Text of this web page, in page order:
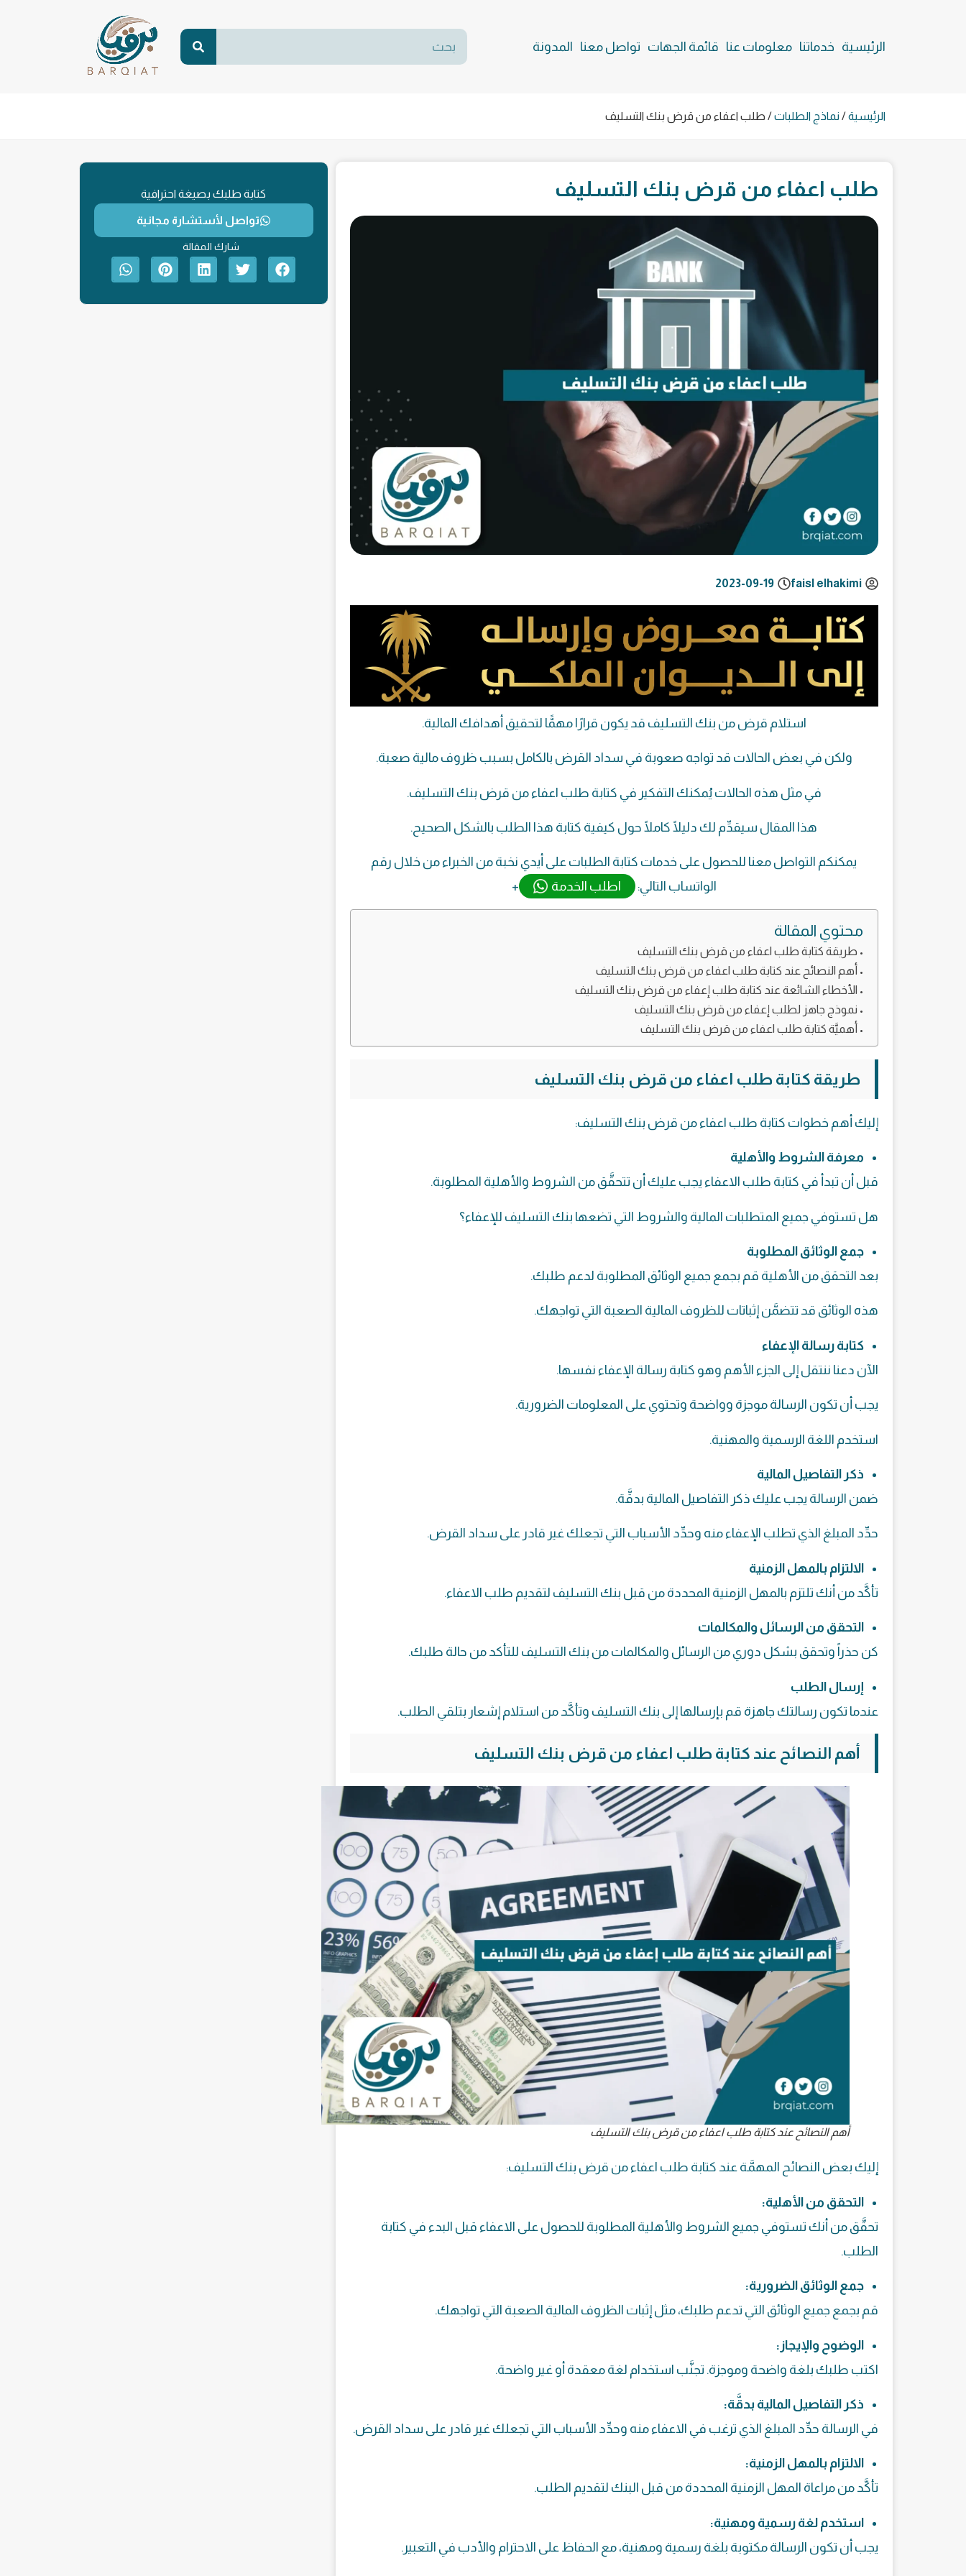
الرئيسية خدماتنا معلومات عنا قائمة الجهات تواصل معنا المدونة
الرئيسية/نماذج الطلبات/ طلب اعفاء من قرض بنك التسليف
طلب اعفاء من قرض بنك التسليف
faisl elhakimi
2023-09-19
استلام قرض من بنك التسليف قد يكون قرارًا مهمًّا لتحقيق أهدافك المالية.
ولكن في بعض الحالات قد تواجه صعوبة في سداد القرض بالكامل بسبب ظروف مالية صعبة.
في مثل هذه الحالات يُمكنك التفكير في كتابة طلب اعفاء من قرض بنك التسليف.
هذا المقال سيقدِّم لك دليلًا كاملًا حول كيفية كتابة هذا الطلب بالشكل الصحيح.
يمكنكم التواصل معنا للحصول على خدمات كتابة الطلبات على أيدي نخبة من الخبراء من خلال رقم
الواتساب التالي:
اطلب الخدمة +
محتوي المقالة
طريقة كتابة طلب اعفاء من قرض بنك التسليف
أهم النصائح عند كتابة طلب اعفاء من قرض بنك التسليف
الأخطاء الشائعة عند كتابة طلب إعفاء من قرض بنك التسليف
نموذج جاهز لطلب إعفاء من قرض بنك التسليف
أهميَّة كتابة طلب اعفاء من قرض بنك التسليف
طريقة كتابة طلب اعفاء من قرض بنك التسليف
إليك أهم خطوات كتابة طلب اعفاء من قرض بنك التسليف:
معرفة الشروط والأهلية
قبل أن تبدأ في كتابة طلب الاعفاء يجب عليك أن تتحقَّق من الشروط والأهلية المطلوبة.
هل تستوفي جميع المتطلبات المالية والشروط التي تضعها بنك التسليف للإعفاء؟
جمع الوثائق المطلوبة
بعد التحقق من الأهلية قم بجمع جميع الوثائق المطلوبة لدعم طلبك.
هذه الوثائق قد تتضمَّن إثباتات للظروف المالية الصعبة التي تواجهك.
كتابة رسالة الإعفاء
الآن دعنا ننتقل إلى الجزء الأهم وهو كتابة رسالة الإعفاء نفسها.
يجب أن تكون الرسالة موجزة وواضحة وتحتوي على المعلومات الضرورية.
استخدم اللغة الرسمية والمهنية.
ذكر التفاصيل المالية
ضمن الرسالة يجب عليك ذكر التفاصيل المالية بدقَّة.
حدِّد المبلغ الذي تطلب الإعفاء منه وحدِّد الأسباب التي تجعلك غير قادر على سداد القرض.
الالتزام بالمهل الزمنية
تأكَّد من أنك تلتزم بالمهل الزمنية المحددة من قبل بنك التسليف لتقديم طلب الاعفاء.
التحقق من الرسائل والمكالمات
كن حذراً وتحقق بشكل دوري من الرسائل والمكالمات من بنك التسليف للتأكد من حالة طلبك.
إرسال الطلب
عندما تكون رسالتك جاهزة قم بإرسالها إلى بنك التسليف وتأكَّد من استلام إشعار بتلقي الطلب.
أهم النصائح عند كتابة طلب اعفاء من قرض بنك التسليف
أهم النصائح عند كتابة طلب اعفاء من قرض بنك التسليف
إليك بعض النصائح المهمَّة عند كتابة طلب اعفاء من قرض بنك التسليف:
التحقق من الأهلية:
تحقَّق من أنك تستوفي جميع الشروط والأهلية المطلوبة للحصول على الاعفاء قبل البدء في كتابة
الطلب.
جمع الوثائق الضرورية:
قم بجمع جميع الوثائق التي تدعم طلبك، مثل إثبات الظروف المالية الصعبة التي تواجهك.
الوضوح والإيجاز:
اكتب طلبك بلغة واضحة وموجزة. تجنَّب استخدام لغة معقدة أو غير واضحة.
ذكر التفاصيل المالية بدقَّة:
في الرسالة حدِّد المبلغ الذي ترغب في الاعفاء منه وحدِّد الأسباب التي تجعلك غير قادر على سداد القرض.
الالتزام بالمهل الزمنية:
تأكَّد من مراعاة المهل الزمنية المحددة من قبل البنك لتقديم الطلب.
استخدم لغة رسمية ومهنية:
يجب أن تكون الرسالة مكتوبة بلغة رسمية ومهنية، مع الحفاظ على الاحترام والأدب في التعبير.
كتابة طلبك بصيغة احترافية
تواصل لأستشارة مجانية
شارك المقالة